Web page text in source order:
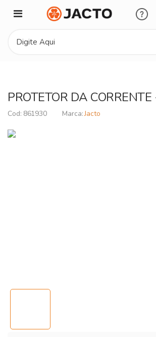
PROTETOR DA
861930 Jacto